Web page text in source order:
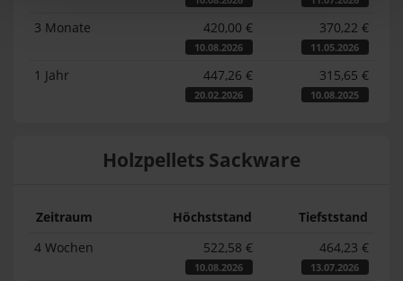
3 Monate 420,00 €
10.08.2026
370,22 €
11.05.2026
1 Jahr 447,26 €
20.02.2026
315,65 €
10.08.2025
Holzpellets Sackware
Zeitraum Höchststand
Tiefststand
4 Wochen
522,58 €
10.08.2026
464,23 €
13.07.2026